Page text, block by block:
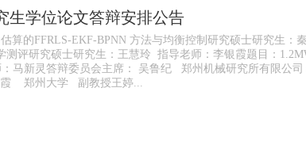
生学位论文答辩安排公告
算的FFRLS-EKF-BPNN 方法与均衡控制研究硕士研究生
测评研究硕士研究生：王慧玲 指导老师：李银霞题目：
马新灵答辩委员会主席： 吴鲁纪 郑州机械研究所有限公
郑州大学 副教授王婷...